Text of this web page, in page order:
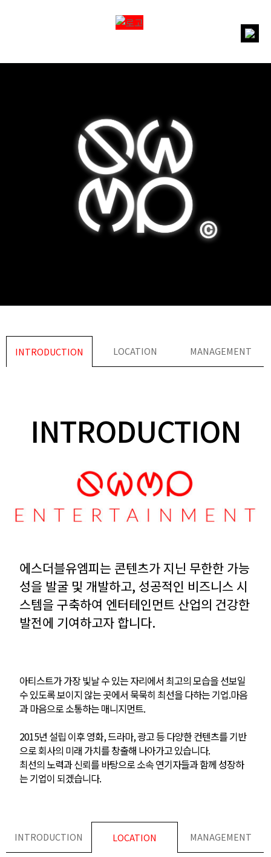
INTRODUCTION LOCATION MANAGEMENT
INTRODUCTION
에스더블유엠피는 콘텐츠가 지닌 무한한 가능
성을 발굴 및 개발하고, 성공적인 비즈니스 시
스템을 구축하여 엔터테인먼트 산업의 건강한
발전에 기여하고자 합니다.
아티스트가 가장 빛날 수 있는 자리에서 최고의 모습을 선보일
수 있도록 보이지 않는 곳에서 묵묵히 최선을 다하는 기업.마음
과 마음으로 소통하는 매니지먼트.
2015년 설립 이후 영화, 드라마, 광고 등 다양한 컨텐츠를 기반
으로 회사의 미래 가치를 창출해 나아가고 있습니다.
최선의 노력과 신뢰를 바탕으로 소속 연기자들과 함께 성장하
는 기업이 되겠습니다.
INTRODUCTION LOCATION MANAGEMENT